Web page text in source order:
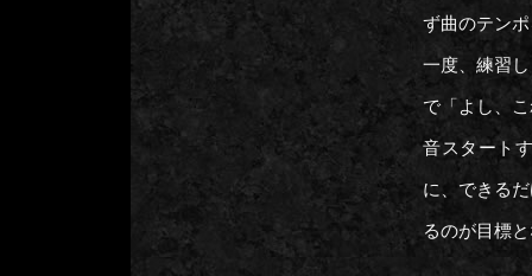
ず曲のテン
一度、練習
で「よし、
音スタート
に、できる
るのが目標